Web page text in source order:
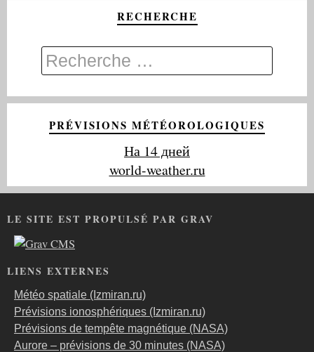
RECHERCHE
PRÉVISIONS MÉTÉOROLOGIQUES
На 14 дней
world-weather.ru
LE SITE EST PROPULSÉ PAR GRAV
LIENS EXTERNES
Météo spatiale (Izmiran.ru)
Prévisions ionosphériques (Izmiran.ru)
Prévisions de tempête magnétique (NASA)
Aurore – prévisions de 30 minutes (NASA)